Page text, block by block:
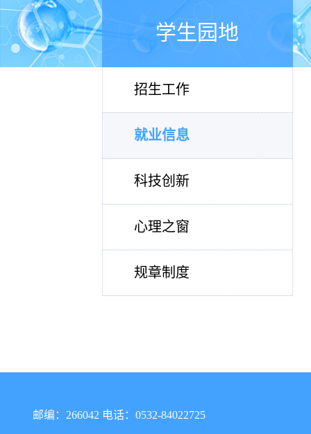
学生园地
招生工作
就业信息
科技创新
心理之窗
规章制度
邮编：266042 电话：0532-84022725